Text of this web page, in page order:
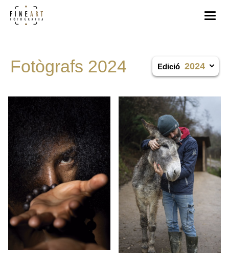
Fotògrafs 2024 Edició 2024